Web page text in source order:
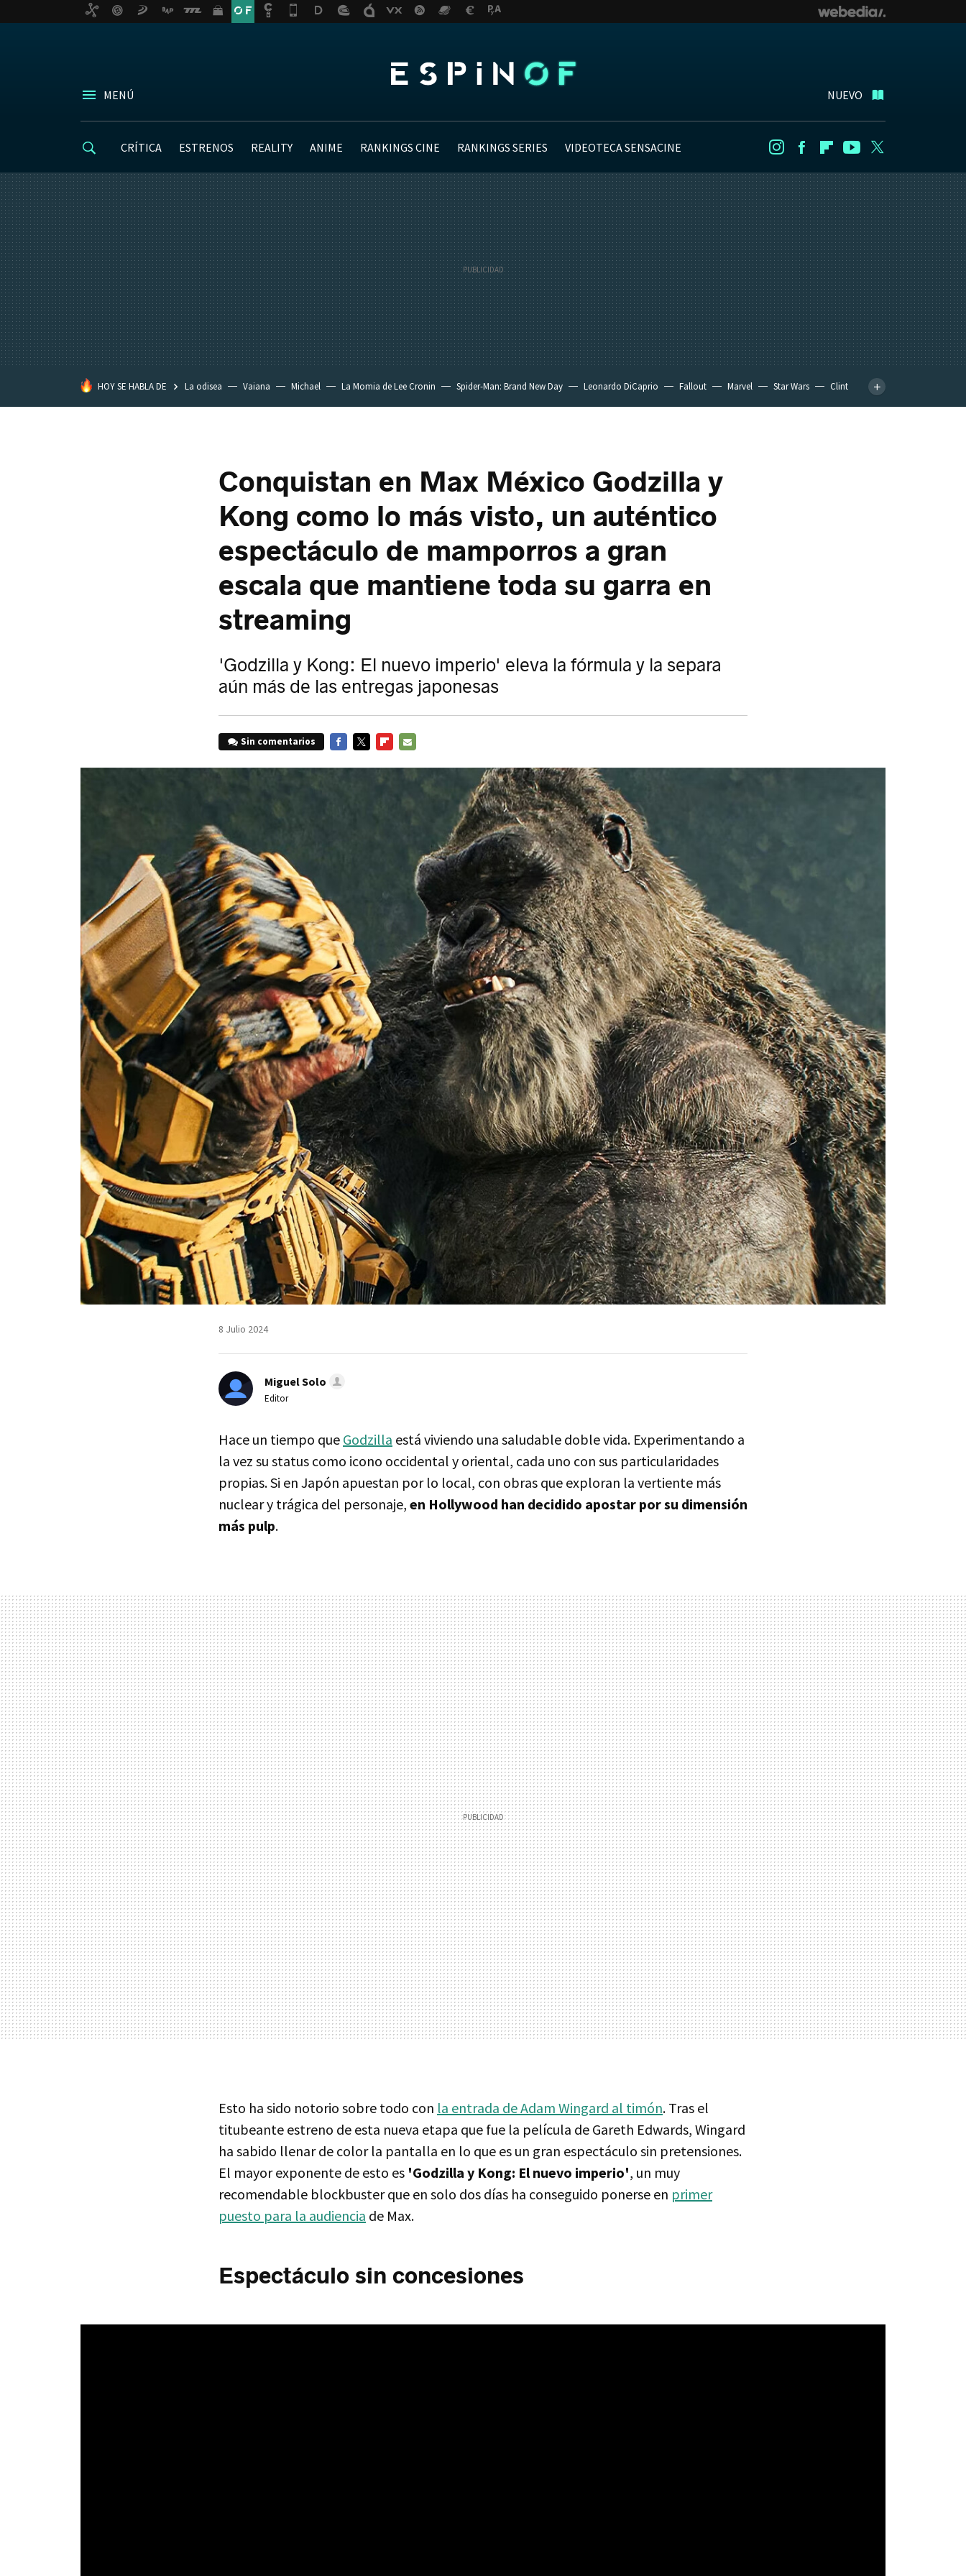
MENÚ NUEVO
CRÍTICA ESTRENOS REALITY ANIME RANKINGS CINE RANKINGS SERIES VIDEOTECA SENSACINE InstagramFacebookFlipboard
Youtube
HOY SE HABLA DE La odisea Vaiana Michael La Momia de Lee Cronin Spider-Man: Brand New Day Leonardo DiCaprio Fallout Marvel Star Wars
Clint
Conquistan en Max México Godzilla y
Kong como lo más visto, un auténtico
espectáculo de mamporros a gran
escala que mantiene toda su garra en
streaming
'Godzilla y Kong: El nuevo imperio' eleva la fórmula y la separa
aún más de las entregas japonesas
Sin comentarios
8 Julio 2024
Miguel Solo
Editor
Hace un tiempo que Godzilla está viviendo una saludable doble vida. Experimentando a
la vez su status como icono occidental y oriental, cada uno con sus particularidades
propias. Si en Japón apuestan por lo local, con obras que exploran la vertiente más
nuclear y trágica del personaje, en Hollywood han decidido apostar por su dimensión
más pulp.
Esto ha sido notorio sobre todo con la entrada de Adam Wingard al timón. Tras el
titubeante estreno de esta nueva etapa que fue la película de Gareth Edwards, Wingard
ha sabido llenar de color la pantalla en lo que es un gran espectáculo sin pretensiones.
El mayor exponente de esto es 'Godzilla y Kong: El nuevo imperio', un muy
recomendable blockbuster que en solo dos días ha conseguido ponerse en primer
puesto para la audiencia de Max.
Espectáculo sin concesiones